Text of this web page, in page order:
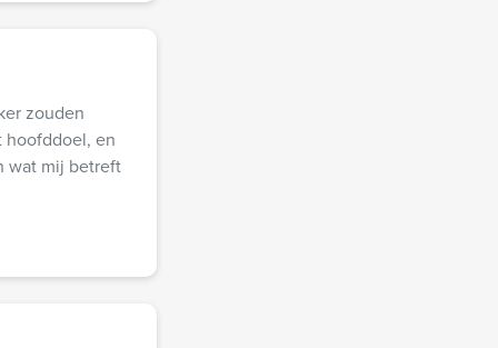
zouden
hoofddoel, en
wat mij betreft